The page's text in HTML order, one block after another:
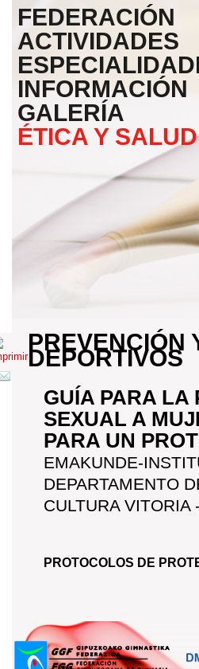
FEDERACIÓN
ACTIVIDADES
INFORMACIÓN
GALERÍA
ÉTICA Y SALUD
PREVENCIÓN
DEPORTIVOS
GUÍA PARA LA
SEXUAL A
PARA UN
EMAKUNDE-
DEPARTAMENTO
CULTURA VITORIA
PROTOCOLOS DE